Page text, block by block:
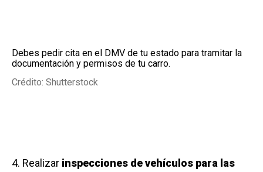
Debes pedir cita en el DMV de tu estado para tramitar la
documentación y permisos de tu carro.
Crédito: Shutterstock
4. Realizar inspecciones de vehículos para las